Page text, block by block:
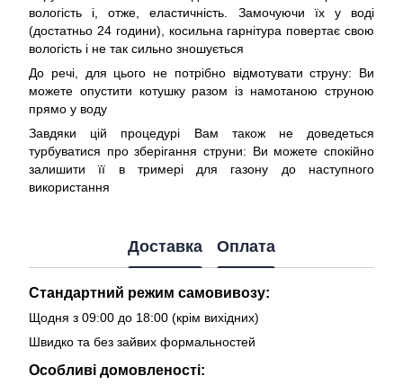
вологість і, отже, еластичність. Замочуючи їх у воді
(достатньо 24 години), косильна гарнітура повертає свою
вологість і не так сильно зношується
До речі, для цього не потрібно відмотувати струну: Ви
можете опустити котушку разом із намотаною струною
прямо у воду
Завдяки цій процедурі Вам також не доведеться
турбуватися про зберігання струни: Ви можете спокійно
залишити її в тримері для газону до наступного
використання
Доставка Оплата
Стандартний режим самовивозу:
Щодня з 09:00 до 18:00 (крім вихідних)
Швидко та без зайвих формальностей
Особливі домовленості: